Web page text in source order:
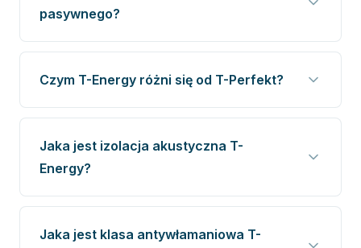
pasywnego?
Czym T-Energy różni się od T-Perfekt?
Jaka jest izolacja akustyczna T-
Energy?
Jaka jest klasa antywłamaniowa T-